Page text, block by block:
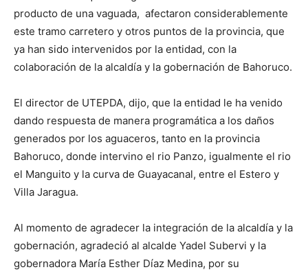
producto de una vaguada, afectaron considerablemente
este tramo carretero y otros puntos de la provincia, que
ya han sido intervenidos por la entidad, con la
colaboración de la alcaldía y la gobernación de Bahoruco.
El director de UTEPDA, dijo, que la entidad le ha venido
dando respuesta de manera programática a los daños
generados por los aguaceros, tanto en la provincia
Bahoruco, donde intervino el rio Panzo, igualmente el rio
el Manguito y la curva de Guayacanal, entre el Estero y
Villa Jaragua.
Al momento de agradecer la integración de la alcaldía y la
gobernación, agradeció al alcalde Yadel Subervi y la
gobernadora María Esther Díaz Medina, por su